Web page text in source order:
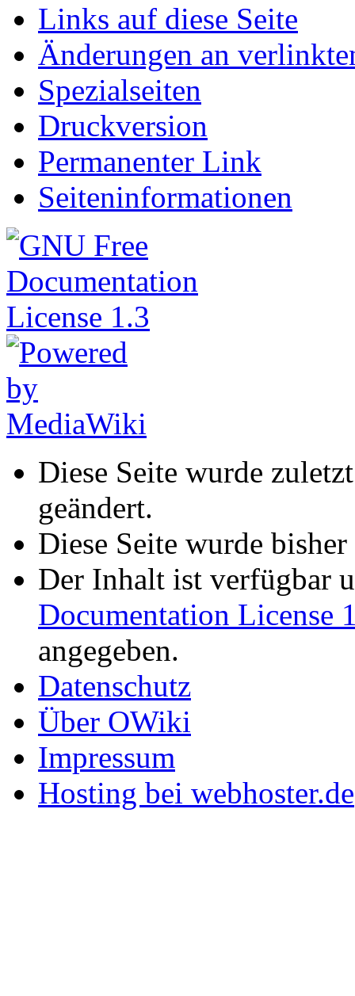
Links auf diese Seite
Änderungen an
Spezialseiten
Druckversion
Permanenter Link
Seiteninformationen
Diese Seite wurde
geändert.
Diese Seite wurde
Der Inhalt ist verfügbar
Documentation License
angegeben.
Datenschutz
Über OWiki
Impressum
Hosting bei webhoster.de